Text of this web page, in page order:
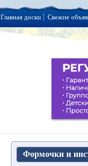
Главная доски Свежие
Формочки и